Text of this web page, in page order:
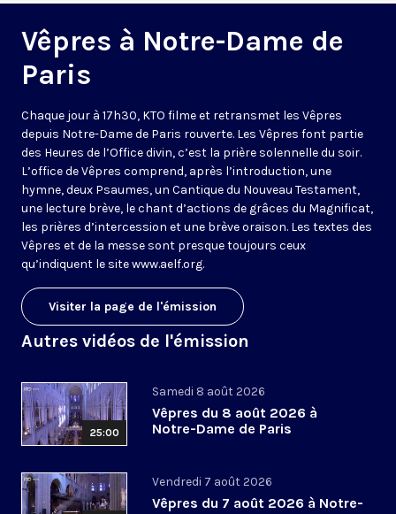
Vêpres à Notre-Dame de
Paris
Chaque jour à 17h30, KTO filme et retransmet les Vêpres
depuis Notre-Dame de Paris rouverte. Les Vêpres font partie
des Heures de l’Office divin, c’est la prière solennelle du soir.
L’office de Vêpres comprend, après l’introduction, une
hymne, deux Psaumes, un Cantique du Nouveau Testament,
une lecture brève, le chant d’actions de grâces du Magnificat,
les prières d’intercession et une brève oraison. Les textes des
Vêpres et de la messe sont presque toujours ceux
qu’indiquent le sitewww.aelf.org.
Visiter la page de l'émission
Autres vidéos de l'émission
25:00
Samedi 8 août 2026
Vêpres du 8 août 2026 à
Notre-Dame de Paris
Vendredi 7 août 2026
Vêpres du 7 août 2026 à Notre-